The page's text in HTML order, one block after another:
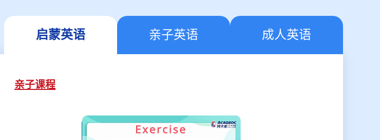
启蒙英语 亲子英语 成人英语
亲子课程